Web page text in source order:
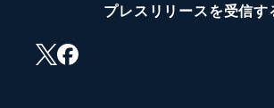
プレスリリースを受信す